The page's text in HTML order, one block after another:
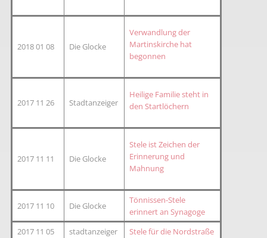
2018 01 08 Die Glocke
Verwandlung der
Martinskirche hat
begonnen
2017 11 26 Stadtanzeiger
Heilige Familie steht in
den Startlöchern
2017 11 11 Die Glocke
Stele ist Zeichen der
Erinnerung und
Mahnung
2017 11 10 Die Glocke
Tönnissen-Stele
erinnert an Synagoge
2017 11 05
stadtanzeiger Stele für die Nordstraße